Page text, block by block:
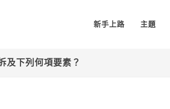
新手上路 主題
及下列何項要素？